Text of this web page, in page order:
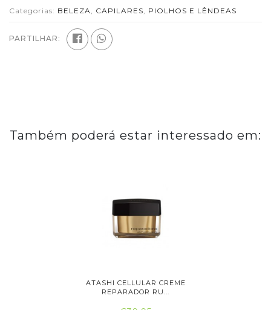
Categorias: BELEZA, CAPILARES, PIOLHOS E LÊNDEAS
PARTILHAR:
Também poderá estar interessado em:
ATASHI CELLULAR CREME
REPARADOR RU...